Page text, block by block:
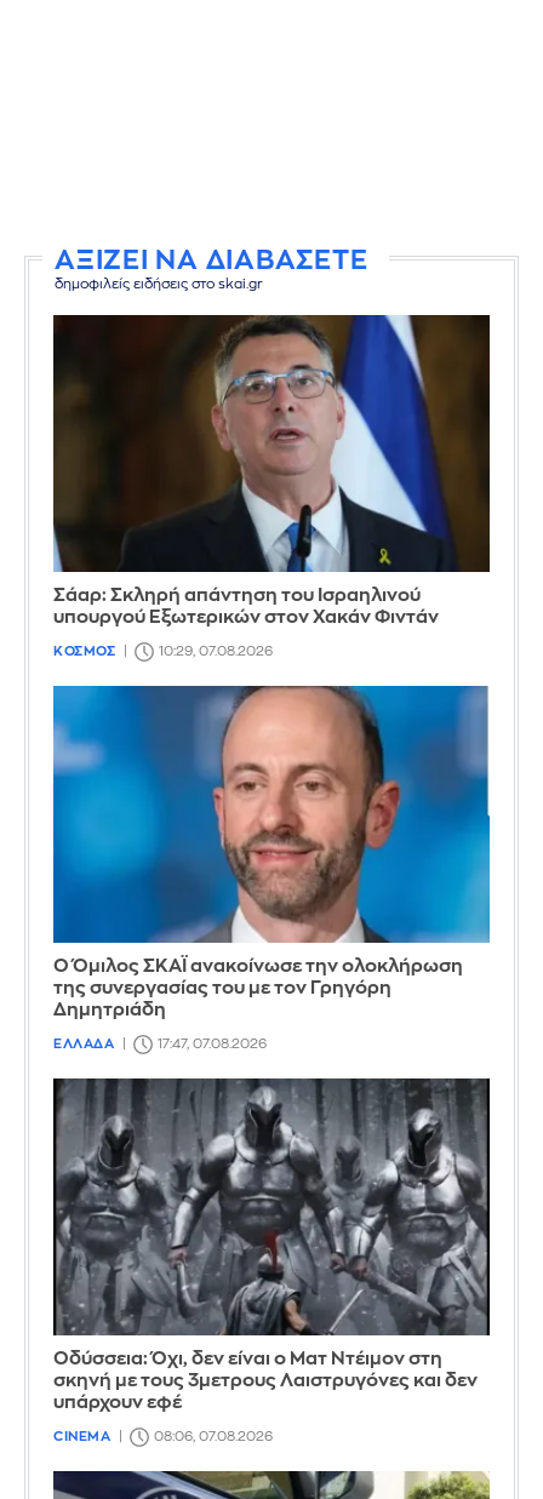
ΑΞΙΖΕΙ ΝΑ ΔΙΑΒΑΣΕΤΕ
δημοφιλείς ειδήσεις στο skai.gr
Σάαρ: Σκληρή απάντηση του Ισραηλινού
υπουργού Εξωτερικών στον Χακάν Φιντάν
ΚΟΣΜΟΣ 10:29, 07.08.2026
Ο Όμιλος ΣΚΑΪ ανακοίνωσε την ολοκλήρωση
της συνεργασίας του με τον Γρηγόρη
Δημητριάδη
ΕΛΛΑΔΑ 17:47, 07.08.2026
Οδύσσεια: Όχι, δεν είναι ο Ματ Ντέιμον στη
σκηνή με τους 3μετρους Λαιστρυγόνες και δεν
υπάρχουν εφέ
CINEMA 08:06, 07.08.2026